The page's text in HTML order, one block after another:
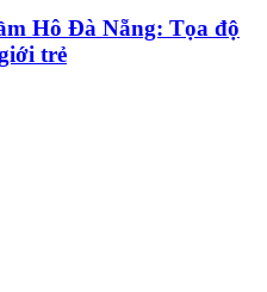
Hô Đà Nẵng: Tọa độ
trẻ